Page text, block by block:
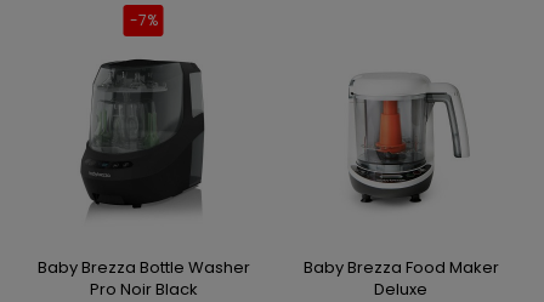
Baby Brezza Bottle Washer
Pro Noir Black
-7%
Baby Brezza Food Maker
Deluxe